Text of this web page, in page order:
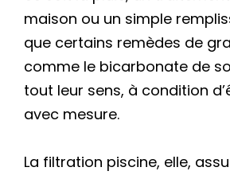
maison ou un simple
que certains remèdes de
comme le bicarbonate de
tout leur sens, à condition
avec mesure.
La filtration piscine, elle,